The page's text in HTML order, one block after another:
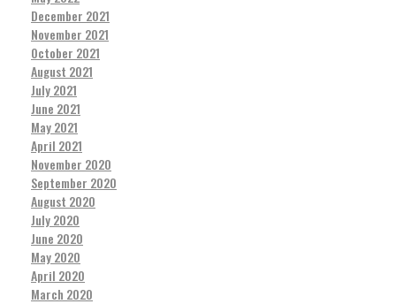
December 2021
November 2021
October 2021
August 2021
July 2021
June 2021
May 2021
April 2021
November 2020
September 2020
August 2020
July 2020
June 2020
May 2020
April 2020
March 2020